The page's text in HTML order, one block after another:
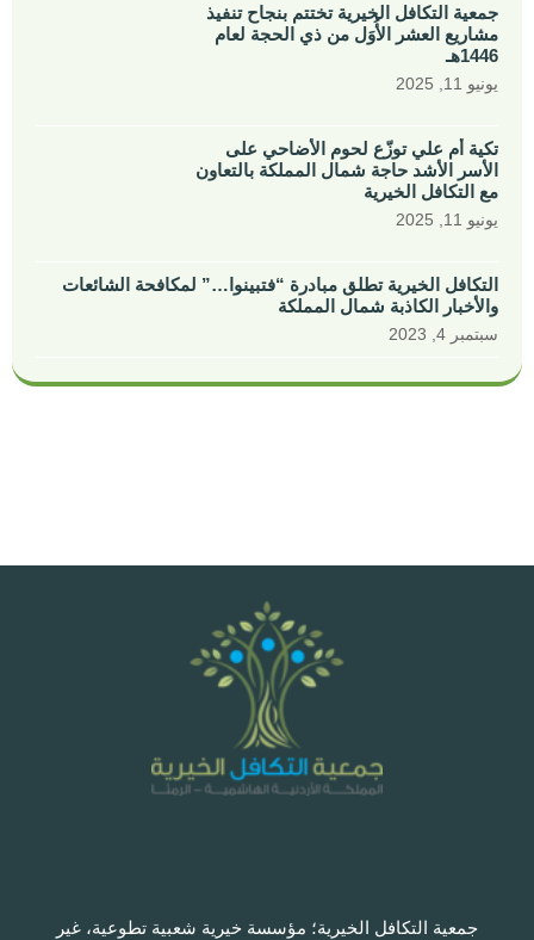
جمعية التكافل الخيرية تختتم بنجاح تنفيذ
مشاريع العشر الأُوَل من ذي الحجة لعام
1446هـ
يونيو 11, 2025
تكية أم علي توزّع لحوم الأضاحي على
الأسر الأشد حاجة شمال المملكة بالتعاون
مع التكافل الخيرية
يونيو 11, 2025
التكافل الخيرية تطلق مبادرة “فتبينوا…” لمكافحة الشائعات
والأخبار الكاذبة شمال المملكة
سبتمبر 4, 2023
جمعية التكافل الخيرية؛ مؤسسة خيرية شعبية تطوعية، غير